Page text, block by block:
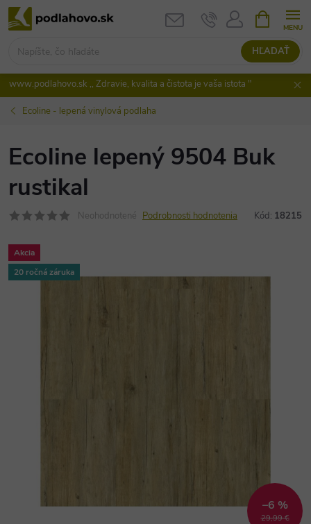
Prejsť
na
HĽADAŤ
KOŠÍK
www.podlahovo.sk ,, Zdravie, kvalita a čistota je vaša istota "
Ecoline - lepená vinylová podlaha
Ecoline lepený 9504 Buk
rustikal
Neohodnotené Podrobnosti hodnotenia Kód: 18215
Akcia
20 ročná záruka
29,99 €
–6 %